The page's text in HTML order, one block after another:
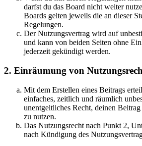
darfst du das Board nicht weiter
Boards gelten jeweils die an dieser
Regelungen.
Der Nutzungsvertrag wird auf
und kann von beiden Seiten ohne
jederzeit gekündigt werden.
2. Einräumung von
Mit dem Erstellen eines Beitrags
einfaches, zeitlich und räumlich
unentgeltliches Recht, deinen
zu nutzen.
Das Nutzungsrecht nach Punkt 2,
nach Kündigung des